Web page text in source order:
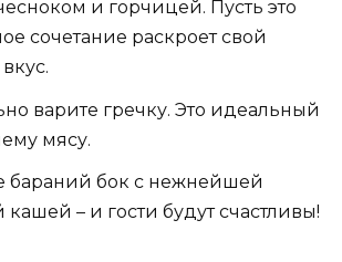
и горчицей. Пусть это
сочетание раскроет свой
варите гречку. Это идеальный
мясу.
бараний бок с нежнейшей
кашей – и гости будут счастливы!